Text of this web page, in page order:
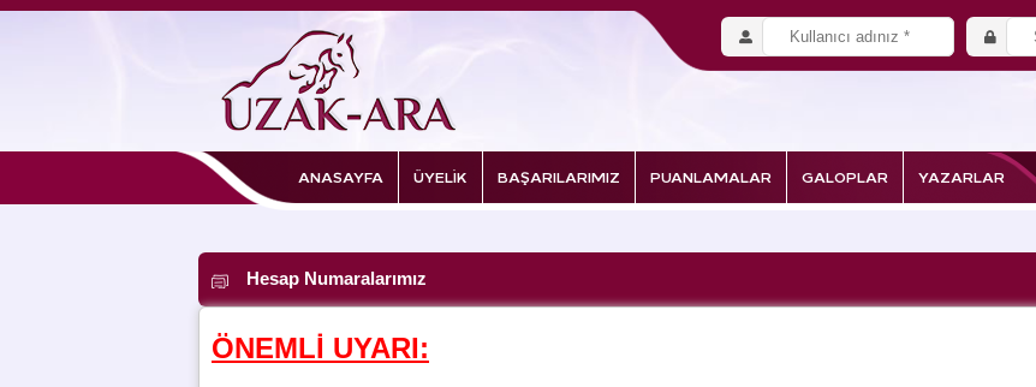
ANASAYFA ÜYELİK BAŞARILARIMIZ PUANLAMALAR GALOPLAR YAZARLAR
Hesap Numaralarımız
ÖNEMLİ UYARI: